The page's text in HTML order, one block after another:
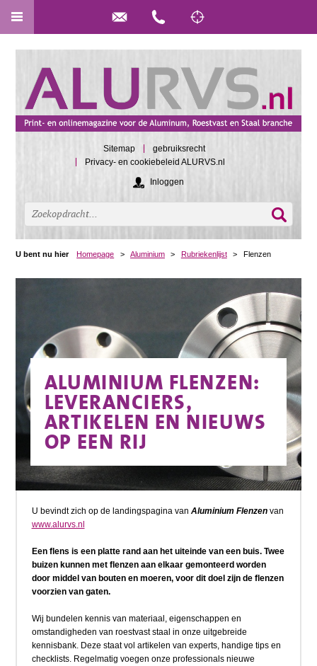
Sitemap
gebruiksrecht
Privacy- en cookiebeleid ALURVS.nl
Inloggen
U bent nu hier Homepage > Aluminium > Rubriekenlijst > Flenzen
ALUMINIUM FLENZEN:
LEVERANCIERS,
ARTIKELEN EN NIEUWS
OP EEN RIJ
U bevindt zich op de landingspagina van Aluminium Flenzen van
www.alurvs.nl
Een flens is een platte rand aan het uiteinde van een buis. Twee
buizen kunnen met flenzen aan elkaar gemonteerd worden
door middel van bouten en moeren, voor dit doel zijn de flenzen
voorzien van gaten.
Wij bundelen kennis van materiaal, eigenschappen en
omstandigheden van roestvast staal in onze uitgebreide
kennisbank. Deze staat vol artikelen van experts, handige tips en
checklists. Regelmatig voegen onze professionals nieuwe